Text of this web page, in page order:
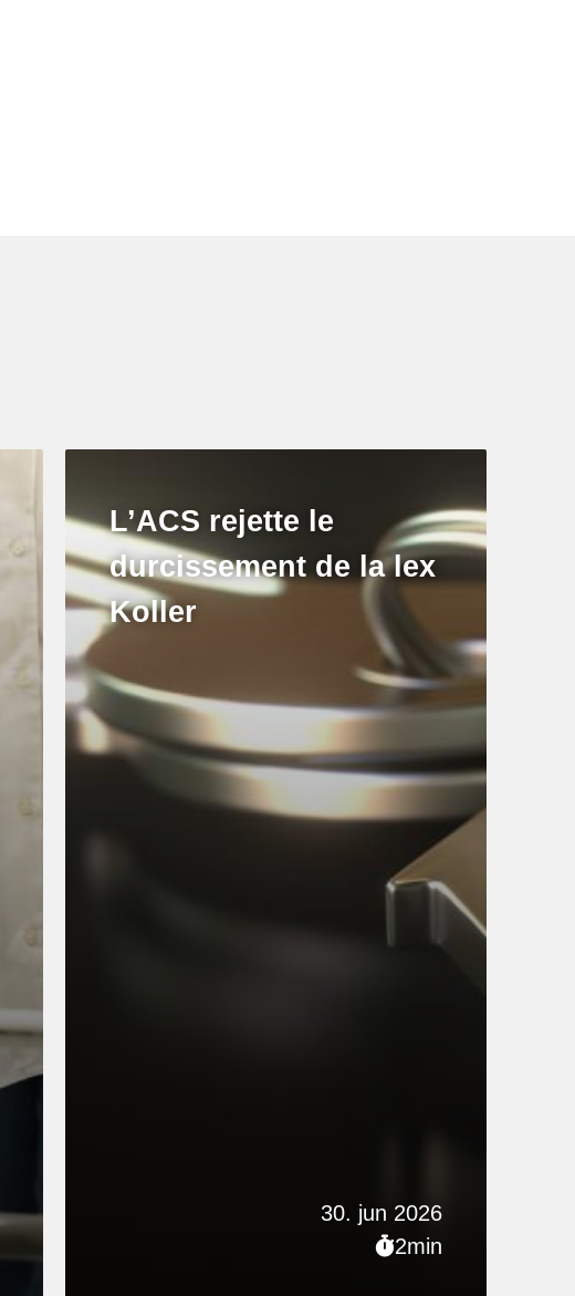
30. jun 2026
2min
L’ACS rejette le
durcissement de la lex
Koller